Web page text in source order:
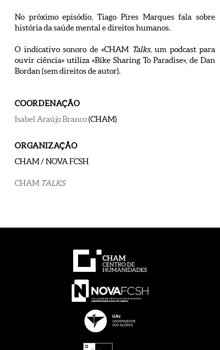
No próximo episódio, Tiago Pires Marques fala sobre
história da saúde mental e direitos humanos.
O indicativo sonoro de «CHAM Talks, um podcast para
ouvir ciência» utiliza «Bike Sharing To Paradise», de Dan
Bordan (sem direitos de autor).
COORDENAÇÃO
Isabel Araújo Branco(CHAM)
ORGANIZAÇÃO
CHAM / NOVA FCSH
CHAM TALKS